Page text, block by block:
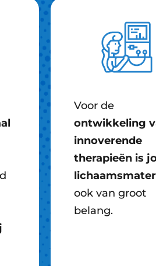
Voor de
ontwikkeling
innoverende
therapieën is
ook van groot
belang.